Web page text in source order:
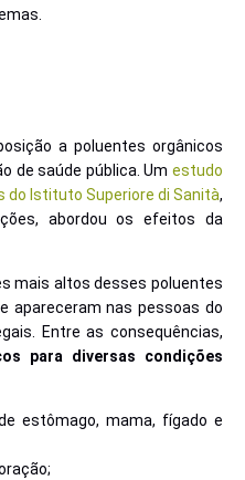
a poluentes orgânicos
de saúde pública. Um estudo
Istituto Superiore di Sanità,
abordou os efeitos da
mais altos desses poluentes
apareceram nas pessoas do
Entre as consequências,
para diversas condições
estômago, mama, fígado e